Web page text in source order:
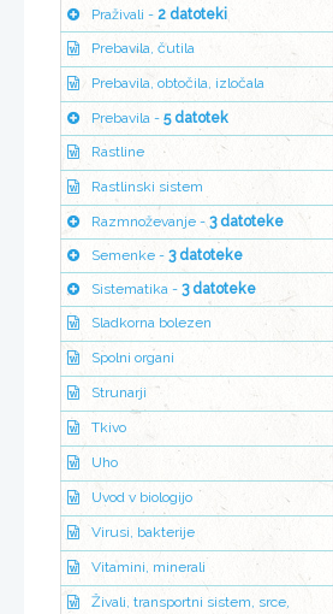
Praživali - 2 datoteki
Prebavila, čutila
Prebavila, obtočila, izločala
Prebavila - 5 datotek
Rastline
Rastlinski sistem
Razmnoževanje - 3 datoteke
Semenke - 3 datoteke
Sistematika - 3 datoteke
Sladkorna bolezen
Spolni organi
Strunarji
Tkivo
Uho
Uvod v biologijo
Virusi, bakterije
Vitamini, minerali
Živali, transportni sistem, srce,